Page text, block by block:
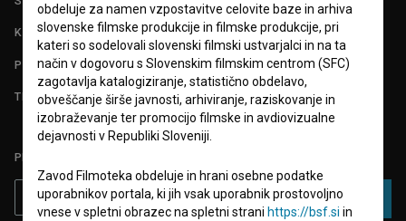
KONTAKT
POGOSTA VPRAŠANJA
TEST FUNKCIONALNOSTI
PRIJAVITE SE NA BSF NOVIČNIK:
PRIJAVA
obdeluje za namen vzpostavitve celovite baze in arhiva
slovenske filmske produkcije in filmske produkcije, pri
kateri so sodelovali slovenski filmski ustvarjalci in na ta
način v dogovoru s Slovenskim filmskim centrom (SFC)
zagotavlja katalogiziranje, statistično obdelavo,
obveščanje širše javnosti, arhiviranje, raziskovanje in
izobraževanje ter promocijo filmske in avdiovizualne
dejavnosti v Republiki Sloveniji.
Zavod Filmoteka obdeluje in hrani osebne podatke
uporabnikov portala, ki jih vsak uporabnik prostovoljno
vnese v spletni obrazec na spletni strani https://bsf.si in